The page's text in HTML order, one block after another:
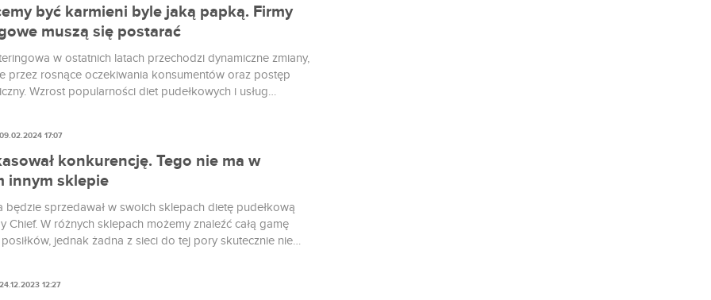
być karmieni byle jaką papką. Firmy
muszą się postarać
w ostatnich latach przechodzi dynamiczne zmiany,
przez rosnące oczekiwania konsumentów oraz postęp
Wzrost popularności diet pudełkowych i usług
konkurencję. Tego nie ma w
innym sklepie
będzie sprzedawał w swoich sklepach dietę pudełkową
Chief. W różnych sklepach możemy znaleźć całą gamę
jednak żadna z sieci do tej pory skutecznie nie
09.02.2024 17:07
24.12.2023 12:27